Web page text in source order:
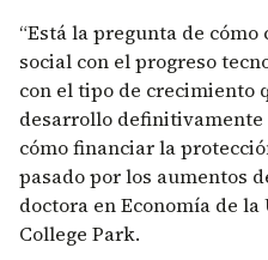
“Está la pregunta de
social con el progreso
con el tipo de crecimiento
desarrollo
cómo financiar la
pasado por los aumentos
doctora en Economía de
College Park.